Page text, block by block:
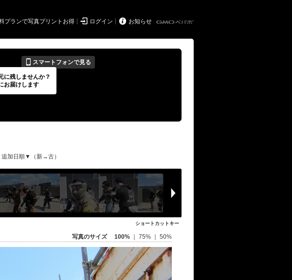
プランで写真プリントお得  ログイン  お知らせ
📱 スマートフォンで見る
---
追加日順▼（新→古）
ショートカットキー
写真のサイズ 100% 75% 50%
に残しませんか？
お届けします